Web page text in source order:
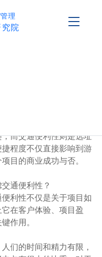
理
院
交通便利性？
多消费者的关注和喜
质量休闲的趋势下，温
的首选。但在投资或开
而交通便利性则是选址
程度不仅直接影响到游
目的商业成功与否。
利性不仅是关于项目如
在客户体验、项目盈
作用。
们的时间和精力有限，